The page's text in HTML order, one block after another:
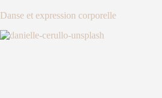
Danse et expression corporelle